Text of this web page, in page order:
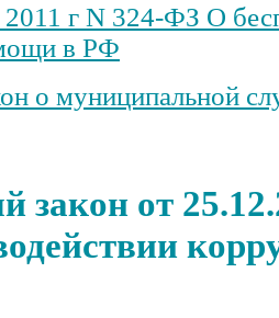
г N 324-ФЗ О
в РФ
о муниципальной
закон от